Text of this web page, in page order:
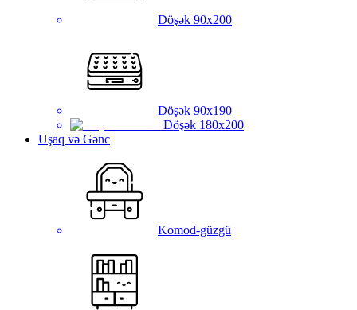
Döşək 90x200
Döşək 90x190
Döşək 180x200
Uşaq və Gənc
Komod-güzgü